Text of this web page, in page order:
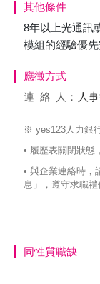
其他條件
8年以上光通訊
模組的經驗優
應徵方式
連絡
人： 人
※ yes123人力銀
• 履歷表關閉狀態
• 與企業連絡時，
息」，遵守求職禮
同性質職缺